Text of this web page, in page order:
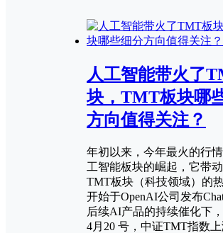
人工智能带火了
块，TMT板块哪
方向值得关注？
年初以来，今年最火的行
工智能板块的崛起，它带
TMT板块（科技领域）的
开始于OpenAI公司发布
后续AI产品的持续催化下
4月20 号，中证TMT指数上